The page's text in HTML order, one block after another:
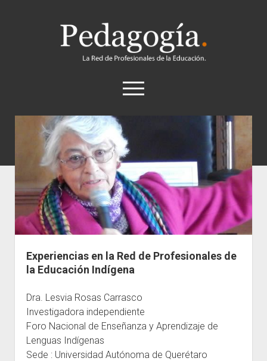
Pedagogía
abrir
el
Historia
Concepto
Entrevistas
Destacados
Biografías
General
Contacto
Experiencias en la Red de Profesionales de
la Educación Indígena
Dra. Lesvia Rosas Carrasco
Investigadora independiente
Foro Nacional de Enseñanza y Aprendizaje de
Lenguas Indígenas
Sede : Universidad Autónoma de Querétaro